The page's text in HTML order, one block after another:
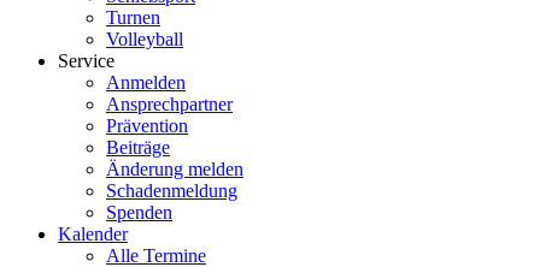
Turnen
Volleyball
Service
Anmelden
Ansprechpartner
Prävention
Beiträge
Änderung melden
Schadenmeldung
Spenden
Kalender
Alle Termine